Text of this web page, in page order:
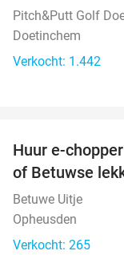
Pitch&Putt Golf
Doetinchem
Verkocht: 1.442
Huur e-
of Betuwse
Betuwe Uitje
Opheusden
Verkocht: 265